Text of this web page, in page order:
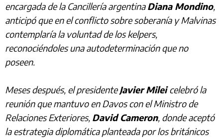
encargada de la Cancillería argentinaDiana Mondino,
anticipó que en el conflicto sobre soberanía y Malvinas
contemplaría la voluntad de los kelpers,
reconociéndoles una autodeterminación que no
poseen.
Meses después, el presidenteJavier Mileicelebró la
reunión que mantuvo en Davos con el Ministro de
Relaciones Exteriores, David Cameron, donde aceptó
la estrategia diplomática planteada por los británicos